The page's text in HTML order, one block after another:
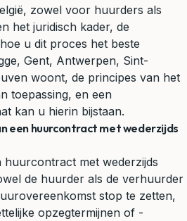
zowel voor huurders als
het juridisch kader, de
u dit proces het beste
Gent, Antwerpen, Sint-
woont, de principes van het
toepassing, en een
kan u hierin bijstaan.
een huurcontract met wederzijds
huurcontract met wederzijds
de huurder als de verhuurder
stop te zetten,
opzegtermijnen of -